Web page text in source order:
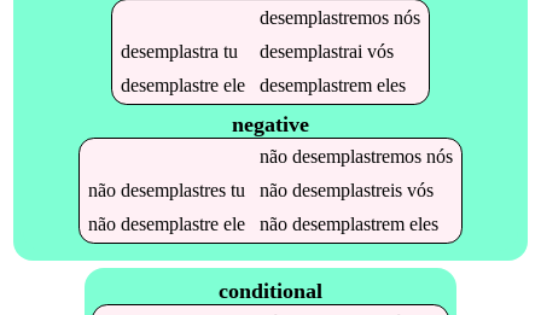
desemplastremosnós
desemplastra tu desemplastrai vós
desemplastreele desemplastremeles
negative
não desemplastremosnós
não desemplastrestu não desemplastreisvós
não desemplastreele não desemplastremeles
conditional